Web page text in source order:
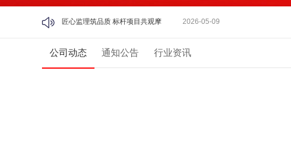
全程护航！安徽项管公司守护科大智能数字能源基地开工
公司动态 通知公告 行业资讯